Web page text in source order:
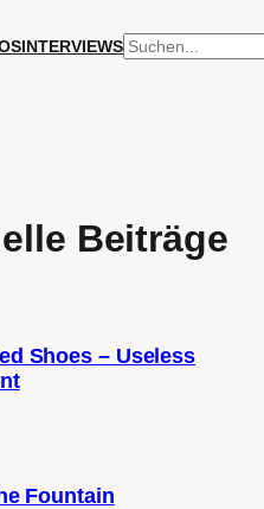
INTERVIEWSSUCHEN
Beiträge
Shoes – Useless
Fountain